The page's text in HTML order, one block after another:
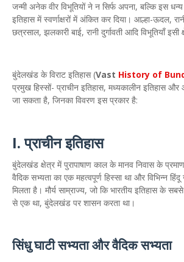
जन्मी अनेक वीर विभूतियों ने न सिर्फ अपना, बल्कि इस धन्य
इतिहास में स्वर्णाक्षरों में अंकित कर दिया। आल्हा-ऊदल, रानी
छत्रसाल, झलकारी बाई, रानी दुर्गावती आदि विभूतियाँ इसी
बुंदेलखंड के विराट इतिहास (Vast History of
प्रमुख हिस्सों- प्राचीन इतिहास, मध्यकालीन इतिहास और
जा सकता है, जिनका विवरण इस प्रकार है:
I. प्राचीन इतिहास
बुंदेलखंड क्षेत्र में पुरापाषाण काल के मानव निवास के
वैदिक सभ्यता का एक महत्वपूर्ण हिस्सा था और विभिन्न
मिलता है। मौर्य साम्राज्य, जो कि भारतीय इतिहास के
से एक था, बुंदेलखंड पर शासन करता था।
सिंधु घाटी सभ्यता और वैदिक सभ्यता